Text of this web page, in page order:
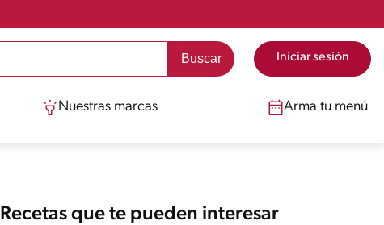
Iniciar sesión
Nuestras marcas Arma tu menú
Recetas que te pueden interesar